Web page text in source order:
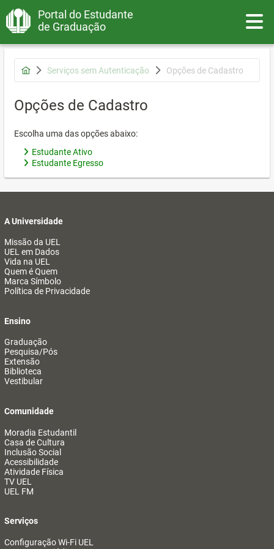
Portal do Estudante
de Graduação
Serviços sem Autenticação Opções de Cadastro
Opções de Cadastro
Escolha uma das opções abaixo:
Estudante Ativo
Estudante Egresso
A Universidade
Missão da UEL
UEL em Dados
Vida na UEL
Quem é Quem
Marca Símbolo
Política de Privacidade
Ensino
Graduação
Pesquisa/Pós
Extensão
Biblioteca
Vestibular
Comunidade
Moradia Estudantil
Casa de Cultura
Inclusão Social
Acessibilidade
Atividade Física
TV UEL
UEL FM
Serviços
Configuração Wi-Fi UEL